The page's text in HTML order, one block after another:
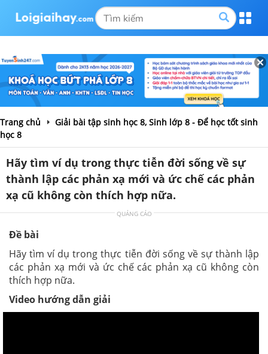
Trang chủ
Giải bài tập sinh học 8, Sinh lớp 8 - Để học tốt sinh
học 8
Hãy tìm ví dụ trong thực tiễn đời sống về sự
thành lập các phản xạ mới và ức chế các phản
xạ cũ không còn thích hợp nữa.
QUẢNG CÁO
Đề bài
Hãy tìm ví dụ trong thực tiễn đời sống về sự thành lập
các phản xạ mới và ức chế các phản xạ cũ không còn
thích hợp nữa.
Video hướng dẫn giải